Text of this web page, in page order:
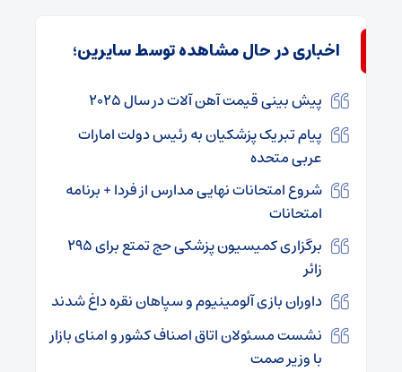
اخباری در حال مشاهده توسط سایرین؛
پیش بینی قیمت آهن آلات در سال ۲۰۲۵
پیام تبریک پزشکیان به رئیس دولت امارات
عربی متحده
شروع امتحانات نهایی مدارس از فردا + برنامه
امتحانات
برگزاری کمیسیون پزشکی حج تمتع برای ۲۹۵
زائر
داوران بازی آلومینیوم و سپاهان نقره داغ شدند
نشست مسئولان اتاق اصناف کشور و امنای بازار
با وزیر صمت